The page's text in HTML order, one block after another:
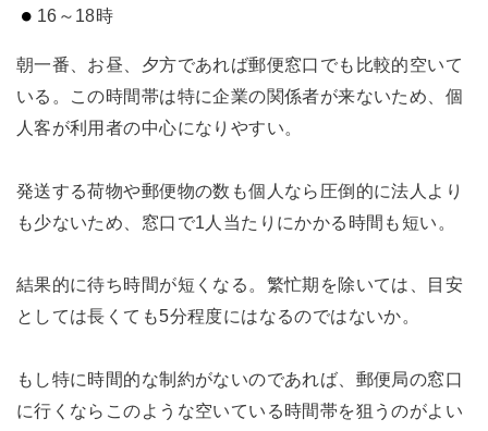
16～18時
朝一番、お昼、夕方であれば郵便窓口でも比較的空いて
いる。この時間帯は特に企業の関係者が来ないため、個
人客が利用者の中心になりやすい。
発送する荷物や郵便物の数も個人なら圧倒的に法人より
も少ないため、窓口で1人当たりにかかる時間も短い。
結果的に待ち時間が短くなる。繁忙期を除いては、目安
としては長くても5分程度にはなるのではないか。
もし特に時間的な制約がないのであれば、郵便局の窓口
に行くならこのような空いている時間帯を狙うのがよい